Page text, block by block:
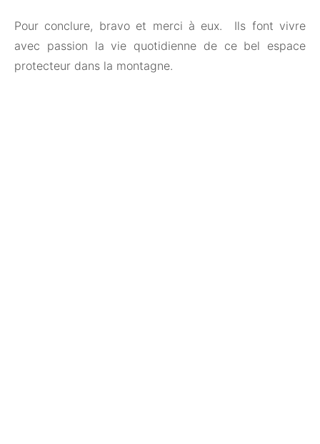
Pour conclure, bravo et merci à eux. Ils font vivre
avec passion la vie quotidienne de ce bel espace
protecteur dans la montagne.